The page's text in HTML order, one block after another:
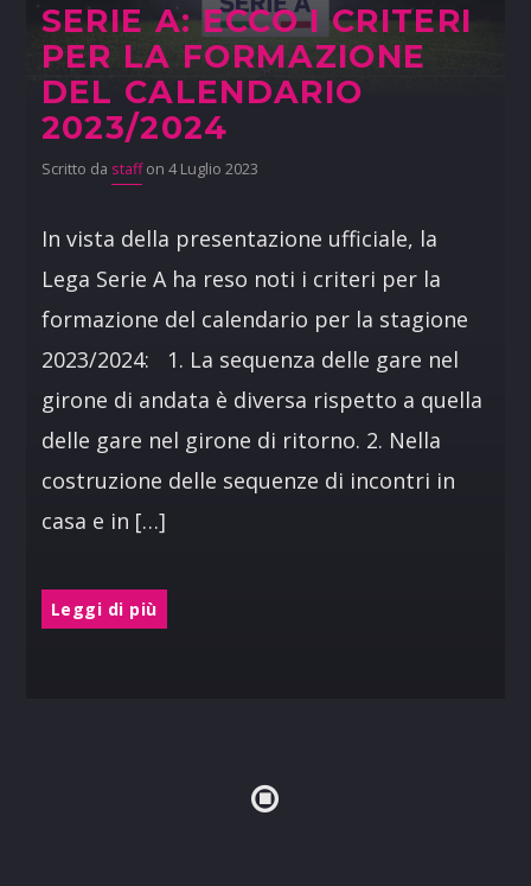
SERIE A: ECCO I CRITERI
PER LA FORMAZIONE
DEL CALENDARIO
2023/2024
Scritto da staffon 4 Luglio 2023
In vista della presentazione ufficiale, la
Lega Serie A ha reso noti i criteri per la
formazione del calendario per la stagione
2023/2024: 1. La sequenza delle gare nel
girone di andata è diversa rispetto a quella
delle gare nel girone di ritorno. 2. Nella
costruzione delle sequenze di incontri in
casa e in […]
Leggi di più